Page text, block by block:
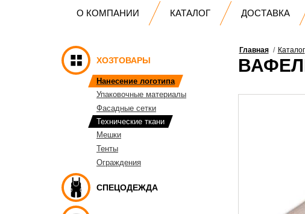
О КОМПАНИИ КАТАЛОГ ДОСТАВКА
ХОЗТОВАРЫ
Нанесение логотипа
Упаковочные материалы
Фасадные сетки
Технические ткани
Мешки
Тенты
Ограждения
СПЕЦОДЕЖДА
Главная / Каталог